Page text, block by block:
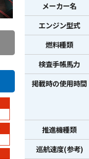
メーカー名
エンジン型式
燃料種類
検査手帳馬力
掲載時の使用時間
推進機種類
巡航速度(参考)